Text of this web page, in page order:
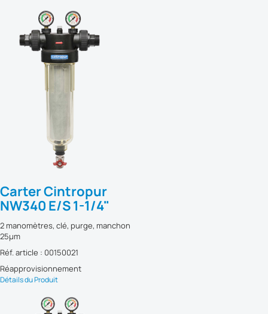
Carter Cintropur
NW340 E/S 1-1/4"
2 manomètres, clé, purge, manchon
25µm
Réf. article : 00150021
Réapprovisionnement
Détails du Produit